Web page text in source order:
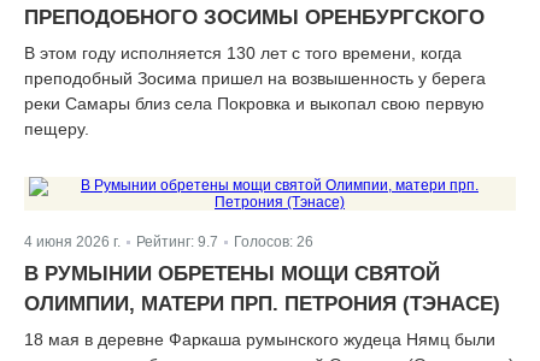
ПРЕПОДОБНОГО ЗОСИМЫ ОРЕНБУРГСКОГО
В этом году исполняется 130 лет с того времени, когда
преподобный Зосима пришел на возвышенность у берега
реки Самары близ села Покровка и выкопал свою первую
пещеру.
4 июня 2026 г. | Рейтинг: 9.7 Голосов: 26
В РУМЫНИИ ОБРЕТЕНЫ МОЩИ СВЯТОЙ
ОЛИМПИИ, МАТЕРИ ПРП. ПЕТРОНИЯ (ТЭНАСЕ)
18 мая в деревне Фаркаша румынского жудеца Нямц были